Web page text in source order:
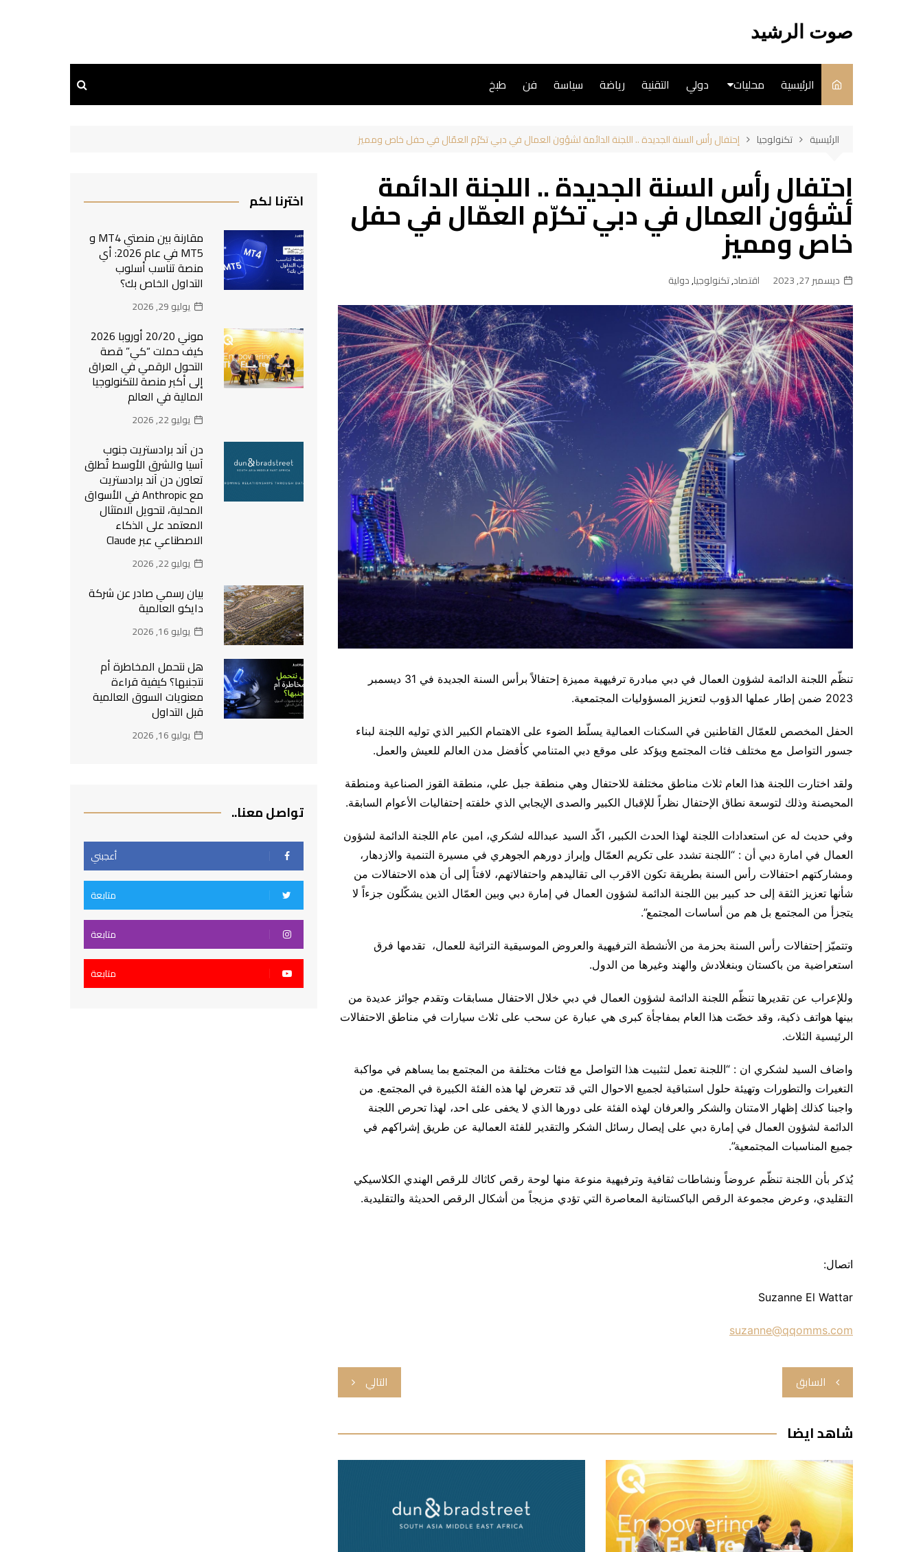
صوت الرشيد
الرئيسية محليات
طبخ
دولي التقنية رياضة سياسة فن طبخ
الرئيسية تكنولوجيا إحتفال رأس السنة الجديدة .. اللجنة الدائمة لشؤون العمال في دبي تكرّم العمّال في حفل خاص ومميز
إحتفال رأس السنة الجديدة .. اللجنة الدائمة
لشؤون العمال في دبي تكرّم العمّال في حفل
خاص ومميز
ديسمبر 27, 2023 اقتصاد,تكنولوجيا,دولية
تنظّم اللجنة الدائمة لشؤون العمال في دبي مبادرة ترفيهية مميزة إحتفالاً برأس السنة الجديدة في 31 ديسمبر
2023 ضمن إطار عملها الدؤوب لتعزيز المسؤوليات المجتمعية.
الحفل المخصص للعمّال القاطنين في السكنات العمالية يسلّط الضوء على الاهتمام الكبير الذي توليه اللجنة لبناء
جسور التواصل مع مختلف فئات المجتمع ويؤكد على موقع دبي المتنامي كأفضل مدن العالم للعيش والعمل.
ولقد اختارت اللجنة هذا العام ثلاث مناطق مختلفة للاحتفال وهي منطقة جبل علي، منطقة القوز الصناعية ومنطقة
المحيصنة وذلك لتوسعة نطاق الإحتفال نظراً للإقبال الكبير والصدى الإيجابي الذي خلفته إحتفاليات الأعوام السابقة.
وفي حديث له عن استعدادات اللجنة لهذا الحدث الكبير، اكّد السيد عبدالله لشكري، امين عام اللجنة الدائمة لشؤون
العمال في امارة دبي أن : “اللجنة تشدد على تكريم العمّال وإبراز دورهم الجوهري في مسيرة التنمية والازدهار،
ومشاركتهم احتفالات رأس السنة بطريقة تكون الاقرب الى تقاليدهم واحتفالاتهم، لافتاً إلى أن هذه الاحتفالات من
شأنها تعزيز الثقة إلى حد كبير بين اللجنة الدائمة لشؤون العمال في إمارة دبي وبين العمّال الذين يشكّلون جزءاً لا
يتجزأ من المجتمع بل هم من أساسات المجتمع”.
وتتميّز إحتفالات رأس السنة بحزمة من الأنشطة الترفيهية والعروض الموسيقية التراثية للعمال، تقدمها فرق
استعراضية من باكستان وبنغلادش والهند وغيرها من الدول.
وللإعراب عن تقديرها تنظّم اللجنة الدائمة لشؤون العمال في دبي خلال الاحتفال مسابقات وتقدم جوائز عديدة من
بينها هواتف ذكية، وقد خصّت هذا العام بمفاجأة كبرى هي عبارة عن سحب على ثلاث سيارات في مناطق الاحتفالات
الرئيسية الثلاث.
واضاف السيد لشكري ان : “اللجنة تعمل لتثبيت هذا التواصل مع فئات مختلفة من المجتمع بما يساهم في مواكبة
التغيرات والتطورات وتهيئة حلول استباقية لجميع الاحوال التي قد تتعرض لها هذه الفئة الكبيرة في المجتمع. من
واجبنا كذلك إظهار الامتنان والشكر والعرفان لهذه الفئة على دورها الذي لا يخفى على احد، لهذا تحرص اللجنة
الدائمة لشؤون العمال في إمارة دبي على إيصال رسائل الشكر والتقدير للفئة العمالية عن طريق إشراكهم في
جميع المناسبات المجتمعية”.
يُذكر بأن اللجنة تنظّم عروضاً ونشاطات ثقافية وترفيهية منوعة منها لوحة رقص كاثاك للرقص الهندي الكلاسيكي
التقليدي، وعرض مجموعة الرقص الباكستانية المعاصرة التي تؤدي مزيجاً من أشكال الرقص الحديثة والتقليدية.
اتصال:
Suzanne El Wattar
suzanne@qqomms.com
تصفّح
المقالات
السابق التالي
شاهد ايضا
اخترنا لكم
مقارنة بين منصتي MT4 و
MT5 في عام 2026: أي
منصة تناسب أسلوب
التداول الخاص بك؟
يوليو 29, 2026
موني 20/20 أوروبا 2026
كيف حملت “كي” قصة
التحول الرقمي في العراق
إلى أكبر منصة للتكنولوجيا
المالية في العالم
يوليو 22, 2026
دن آند برادستريت جنوب
آسيا والشرق الأوسط تُطلق
تعاون دن آند برادستريت
مع Anthropic في الأسواق
المحلية، لتحويل الامتثال
المعتمد على الذكاء
الاصطناعي عبر Claude
يوليو 22, 2026
بيان رسمي صادر عن شركة
دايكو العالمية
يوليو 16, 2026
هل نتحمل المخاطرة أم
نتجنبها؟ كيفية قراءة
معنويات السوق العالمية
قبل التداول
يوليو 16, 2026
تواصل معنا..
أعجبني
متابعة
متابعة
متابعة